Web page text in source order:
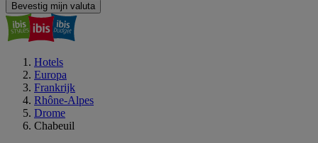
Bevestig mijn valuta
Hotels
Europa
Frankrijk
Rhône-Alpes
Drome
Chabeuil